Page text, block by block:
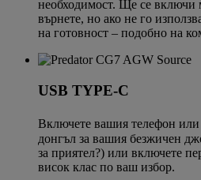
необходимост. Ще се включи
върнете, но ако не го
на готовност – подобно на
USB TYPE-C
Включете вашия телефон
донгъл за вашия безжичен
за приятел?) или включете
висок клас по ваш избор.